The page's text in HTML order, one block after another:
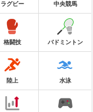
ラグビー 中央競馬
格闘技 バドミントン
陸上 水泳